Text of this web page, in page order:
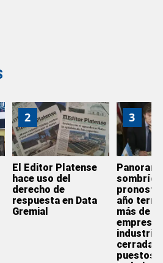
2
El Editor Platense
hace uso del
derecho de
respuesta en Data
Gremial
3
sombrío:
año
más de
empresas
cerradas
puestos